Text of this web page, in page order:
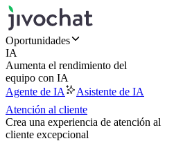
Oportunidades
IA
Aumenta el rendimiento del
equipo con IA
Agente de IA
Asistente de IA
Atención al cliente
Crea una experiencia de atención al
cliente excepcional